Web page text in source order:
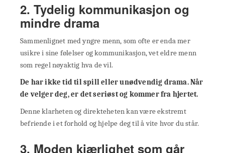
2. Tydelig kommunikasjon og
mindre drama
Sammenlignet med yngre menn, som ofte er enda mer
usikre i sine følelser og kommunikasjon, vet eldre menn
som regel nøyaktig hva de vil.
De har ikke tid til spill eller unødvendig drama. Når
de velger deg, er det seriøst og kommer fra hjertet.
Denne klarheten og direkteheten kan være ekstremt
befriende i et forhold og hjelpe deg til å vite hvor du står.
3. Moden kjærlighet som går